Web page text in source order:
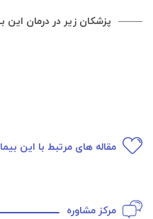
پزشکان زیر در درمان این
مقاله های مرتبط با این
مرکز مشاوره